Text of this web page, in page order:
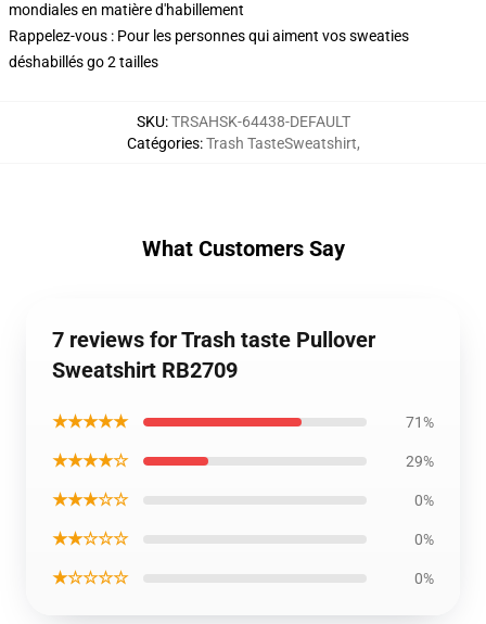
mondiales en matière d'habillement
Rappelez-vous : Pour les personnes qui aiment vos sweaties
déshabillés go 2 tailles
SKU:TRSAHSK-64438-DEFAULT
Catégories:Trash TasteSweatshirt,
What Customers Say
7 reviews for Trash taste Pullover
Sweatshirt RB2709
★★★★★ 71%
★★★★☆ 29%
★★★☆☆ 0%
★★☆☆☆ 0%
★☆☆☆☆ 0%